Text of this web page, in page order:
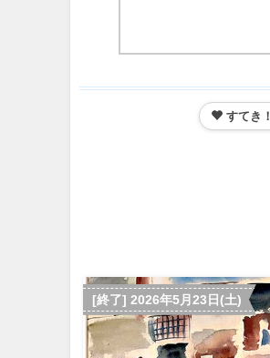
すてき！
[終了] 2026年5月23日(土)